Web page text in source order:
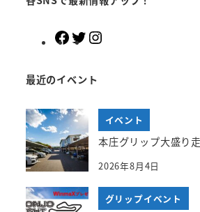
F
b
o
o
k
T
e
r
a
g
r
a
最近のイベント
イベント
本庄グリップ大盛り
2026年8月4日
グリップイベント